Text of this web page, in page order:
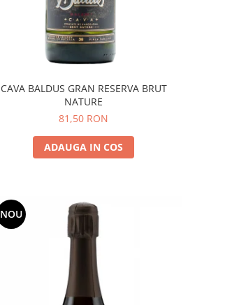
CAVA BALDUS GRAN RESERVA BRUT
NATURE
81,50 RON
ADAUGA IN COS
NOU